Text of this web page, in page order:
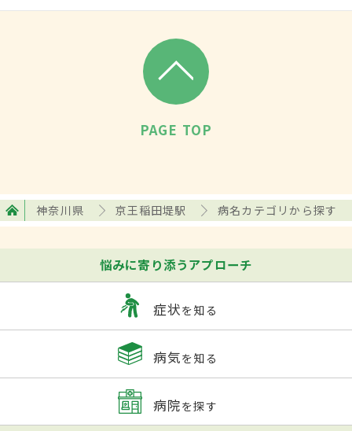
PAGE TOP
神奈川県 京王稲田堤駅 病名カテゴリから探す
悩みに寄り添うアプローチ
症状を知る
病気を知る
病院を探す